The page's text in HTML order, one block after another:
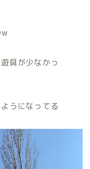
具が少なかっ
うになってる